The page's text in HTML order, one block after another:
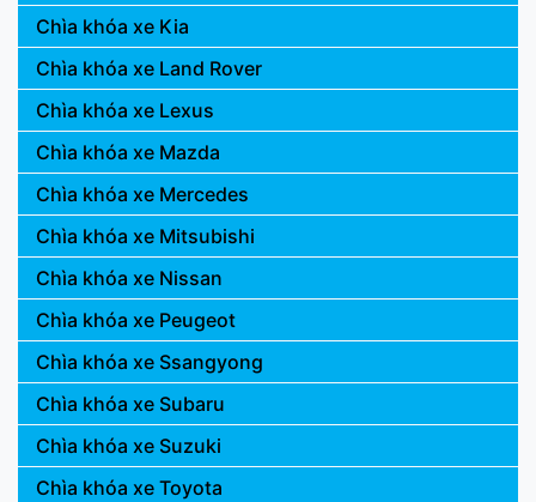
Chìa khóa xe Kia
Chìa khóa xe Land Rover
Chìa khóa xe Lexus
Chìa khóa xe Mazda
Chìa khóa xe Mercedes
Chìa khóa xe Mitsubishi
Chìa khóa xe Nissan
Chìa khóa xe Peugeot
Chìa khóa xe Ssangyong
Chìa khóa xe Subaru
Chìa khóa xe Suzuki
Chìa khóa xe Toyota